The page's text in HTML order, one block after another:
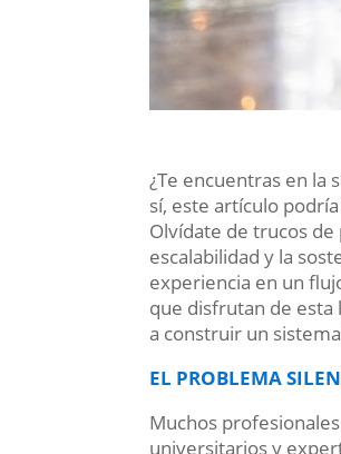
¿Te encuentras en la
sí, este artículo
Olvídate de trucos
escalabilidad y la
experiencia en un
que disfrutan de
a construir un
EL PROBLEMA
Muchos
universitarios y